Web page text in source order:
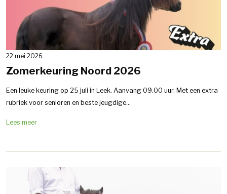
22 mei 2026
Zomerkeuring Noord 2026
Een leuke keuring op 25 juli in Leek. Aanvang 09.00 uur. Met een extra
rubriek voor senioren en beste jeugdige...
Lees meer